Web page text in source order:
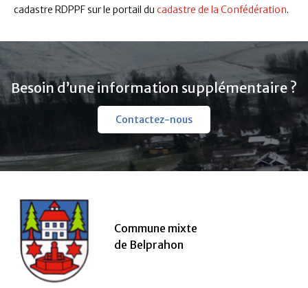
cadastre RDPPF sur le portail du cadastre de la Confédération.
Besoin d’une information supplémentaire ?
Contactez-nous
Commune mixte
de Belprahon